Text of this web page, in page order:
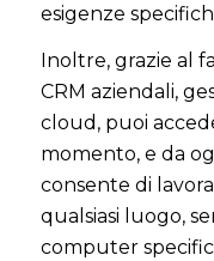
esigenze
Inoltre, grazie al
CRM aziendali,
cloud, puoi
momento, e da
consente di
qualsiasi luogo,
computer